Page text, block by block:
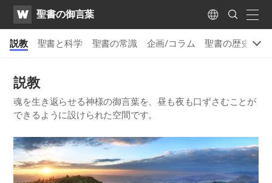
WATV聖書の御言葉 Language
Search
Submit
説教 聖書と科学 聖書の常識 企画/コラム 聖書の歴史の一
説教
魂を生き返らせる神様の御言葉を、昼も夜も口ずさむことが
できるように設けられた空間です。